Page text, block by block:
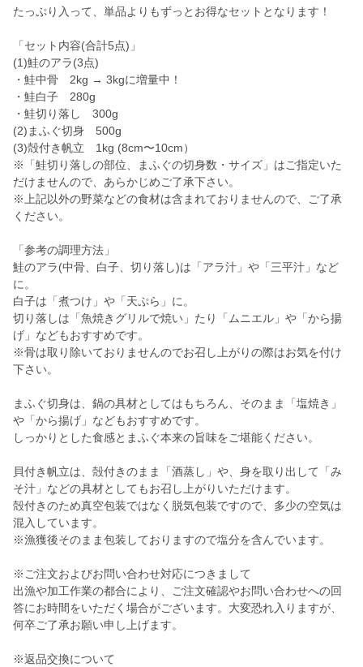
たっぷり入って、単品よりもずっとお得なセットとなります！
「セット内容(合計5点)」
(1)鮭のアラ(3点)
・鮭中骨 2kg → 3kgに増量中！
・鮭白子 280g
・鮭切り落し 300g
(2)まふぐ切身 500g
(3)殻付き帆立 1kg (8cm〜10cm）
※「鮭切り落しの部位、まふぐの切身数・サイズ」はご指定いた
だけませんので、あらかじめご了承下さい。
※上記以外の野菜などの食材は含まれておりませんので、ご了承
ください。
「参考の調理方法」
鮭のアラ(中骨、白子、切り落し)は「アラ汁」や「三平汁」など
に。
白子は「煮つけ」や「天ぷら」に。
切り落しは「魚焼きグリルで焼い」たり「ムニエル」や「から揚
げ」などもおすすめです。
※骨は取り除いておりませんのでお召し上がりの際はお気を付け
下さい。
まふぐ切身は、鍋の具材としてはもちろん、そのまま「塩焼き」
や「から揚げ」などもおすすめです。
しっかりとした食感とまふぐ本来の旨味をご堪能ください。
貝付き帆立は、殻付きのまま「酒蒸し」や、身を取り出して「み
そ汁」などの具材としてもお召し上がりいただけます。
殻付きのため真空包装ではなく脱気包装ですので、多少の空気は
混入しています。
※漁獲後そのまま包装しておりますので塩分を含んでいます。
※ご注文およびお問い合わせ対応につきまして
出漁や加工作業の都合により、ご注文確認やお問い合わせへの回
答にお時間をいただく場合がございます。大変恐れ入りますが、
何卒ご了承お願い申し上げます。
※返品交換について